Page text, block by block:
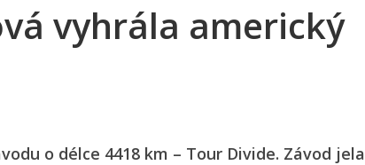
vyhrála americký
o délce 4418 km – Tour Divide. Závod jela